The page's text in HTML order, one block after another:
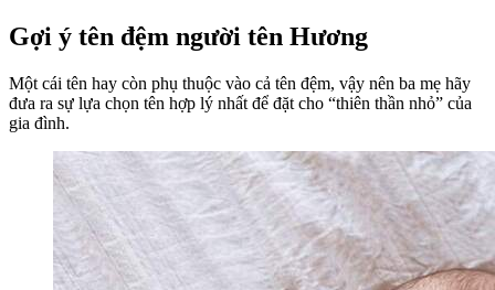
Gợi ý tên đệm người tên Hương
Một cái tên hay còn phụ thuộc vào cả tên đệm, vậy nên ba mẹ hãy
đưa ra sự lựa chọn tên hợp lý nhất để đặt cho “thiên thần nhỏ” của
gia đình.